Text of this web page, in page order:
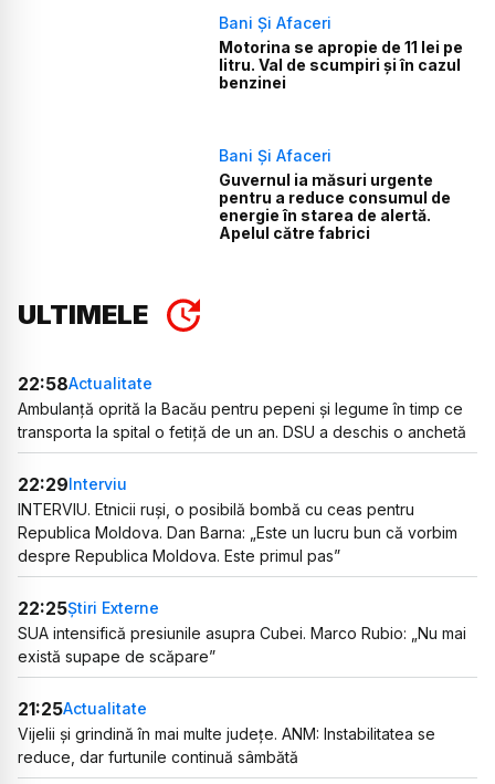
Bani Și Afaceri
Motorina se apropie de 11 lei pe
litru. Val de scumpiri și în cazul
benzinei
Bani Și Afaceri
Guvernul ia măsuri urgente
pentru a reduce consumul de
energie în starea de alertă.
Apelul către fabrici
ULTIMELE
22:58Actualitate
Ambulanță oprită la Bacău pentru pepeni și legume în timp ce
transporta la spital o fetiță de un an. DSU a deschis o anchetă
22:29Interviu
INTERVIU. Etnicii ruși, o posibilă bombă cu ceas pentru
Republica Moldova. Dan Barna: „Este un lucru bun că vorbim
despre Republica Moldova. Este primul pas”
22:25Știri Externe
SUA intensifică presiunile asupra Cubei. Marco Rubio: „Nu mai
există supape de scăpare”
21:25Actualitate
Vijelii și grindină în mai multe județe. ANM: Instabilitatea se
reduce, dar furtunile continuă sâmbătă